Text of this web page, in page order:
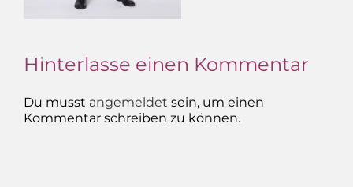
Hinterlasse einen Kommentar
Du musst angemeldet sein, um einen
Kommentar schreiben zu können.